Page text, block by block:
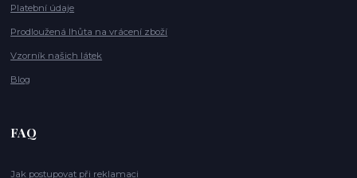
Platební údaje
Prodloužená lhůta na vrácení zboží
Vzorník našich látek
Blog
FAQ
Jak postupovat při reklamaci